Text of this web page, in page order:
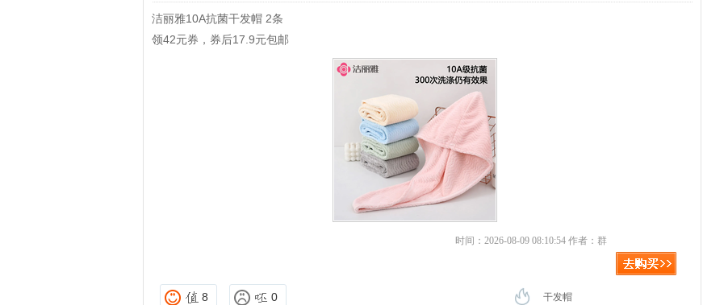
洁丽雅10A抗菌干发帽 2条
领42元券，券后17.9元包邮
时间：2026-08-09 08:10:54 作者：群
8 0 干发帽